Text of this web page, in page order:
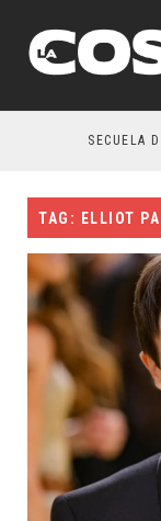
SECUELA DE
TAG: ELLIOT